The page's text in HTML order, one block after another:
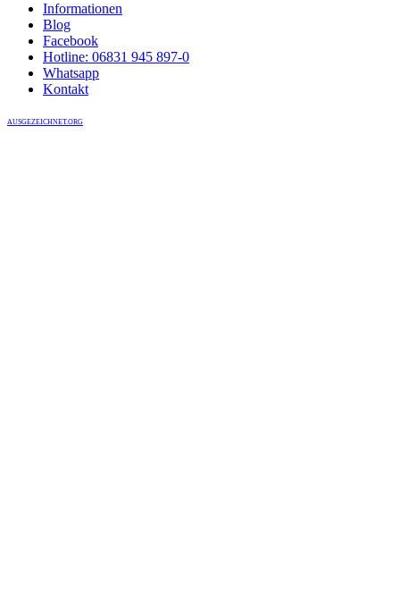
Informationen
Blog
Facebook
Hotline: 06831 945 897-0
Whatsapp
Kontakt
AUSGEZEICHNET.ORG